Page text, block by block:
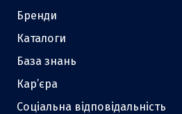
Бренди
Каталоги
База знань
Кар’єра
Соціальна відповідальність